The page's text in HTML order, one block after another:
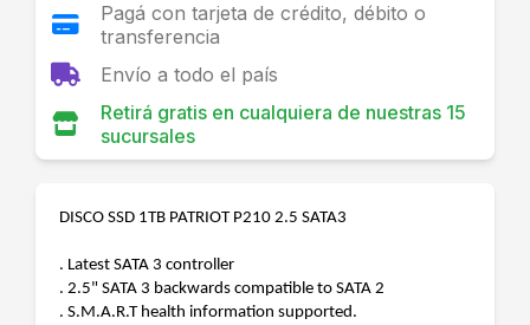
Pagá con tarjeta de crédito, débito o
transferencia
Envío a todo el país
Retirá gratis en cualquiera de nuestras 15
sucursales
DISCO SSD 1TB PATRIOT P210 2.5 SATA3
. Latest SATA 3 controller
. 2.5" SATA 3 backwards compatible to SATA 2
. S.M.A.R.T health information supported.